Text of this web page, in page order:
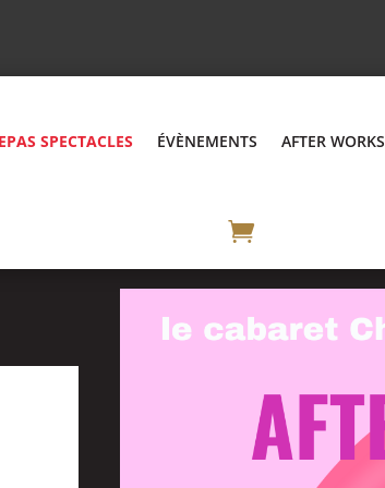
SPECTACLES ÉVÈNEMENTS AFTER WORKS